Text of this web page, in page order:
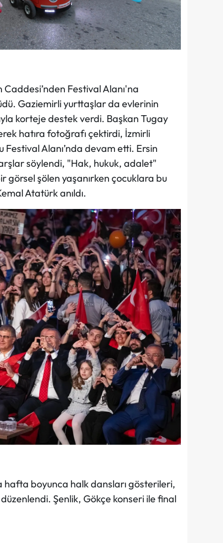
Festival Alanı'na
Gaziemirli yurttaşlar da evlerinin
korteje destek verdi. Başkan Tugay
hatıra fotoğrafı çektirdi, İzmirli
Alanı’nda devam etti. Ersin
söylendi, "Hak, hukuk, adalet"
görsel şölen yaşanırken çocuklara bu
Atatürk anıldı.
hafta boyunca halk dansları gösterileri,
Şenlik, Gökçe konseri ile final